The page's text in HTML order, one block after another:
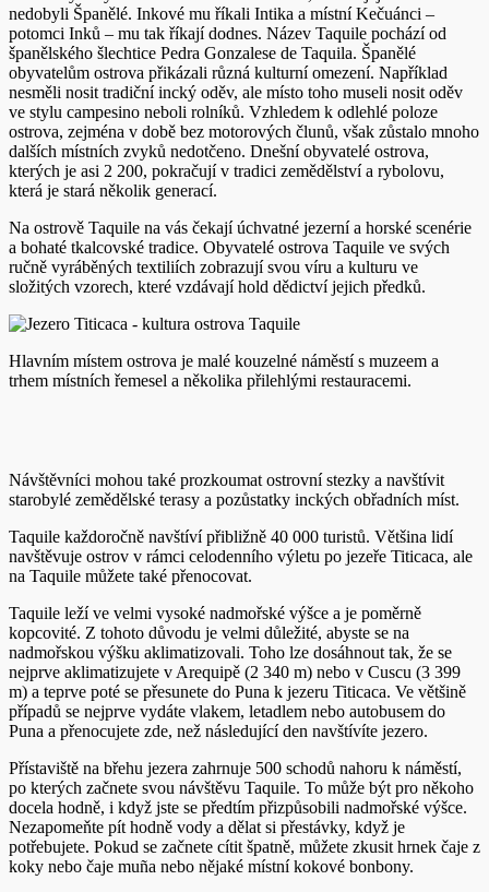
nedobyli Španělé. Inkové mu říkali Intika a místní Kečuánci –
potomci Inků – mu tak říkají dodnes. Název Taquile pochází od
španělského šlechtice Pedra Gonzalese de Taquila. Španělé
obyvatelům ostrova přikázali různá kulturní omezení. Například
nesměli nosit tradiční incký oděv, ale místo toho museli nosit oděv
ve stylu campesino neboli rolníků. Vzhledem k odlehlé poloze
ostrova, zejména v době bez motorových člunů, však zůstalo mnoho
dalších místních zvyků nedotčeno. Dnešní obyvatelé ostrova,
kterých je asi 2 200, pokračují v tradici zemědělství a rybolovu,
která je stará několik generací.
Na ostrově Taquile na vás čekají úchvatné jezerní a horské scenérie
a bohaté tkalcovské tradice. Obyvatelé ostrova Taquile ve svých
ručně vyráběných textiliích zobrazují svou víru a kulturu ve
složitých vzorech, které vzdávají hold dědictví jejich předků.
Hlavním místem ostrova je malé kouzelné náměstí s muzeem a
trhem místních řemesel a několika přilehlými restauracemi.
Návštěvníci mohou také prozkoumat ostrovní stezky a navštívit
starobylé zemědělské terasy a pozůstatky inckých obřadních míst.
Taquile každoročně navštíví přibližně 40 000 turistů. Většina lidí
navštěvuje ostrov v rámci celodenního výletu po jezeře Titicaca, ale
na Taquile můžete také přenocovat.
Taquile leží ve velmi vysoké nadmořské výšce a je poměrně
kopcovité. Z tohoto důvodu je velmi důležité, abyste se na
nadmořskou výšku aklimatizovali. Toho lze dosáhnout tak, že se
nejprve aklimatizujete v Arequipě (2 340 m) nebo v Cuscu (3 399
m) a teprve poté se přesunete do Puna k jezeru Titicaca. Ve většině
případů se nejprve vydáte vlakem, letadlem nebo autobusem do
Puna a přenocujete zde, než následující den navštívíte jezero.
Přístaviště na břehu jezera zahrnuje 500 schodů nahoru k náměstí,
po kterých začnete svou návštěvu Taquile. To může být pro někoho
docela hodně, i když jste se předtím přizpůsobili nadmořské výšce.
Nezapomeňte pít hodně vody a dělat si přestávky, když je
potřebujete. Pokud se začnete cítit špatně, můžete zkusit hrnek čaje z
koky nebo čaje muña nebo nějaké místní kokové bonbony.